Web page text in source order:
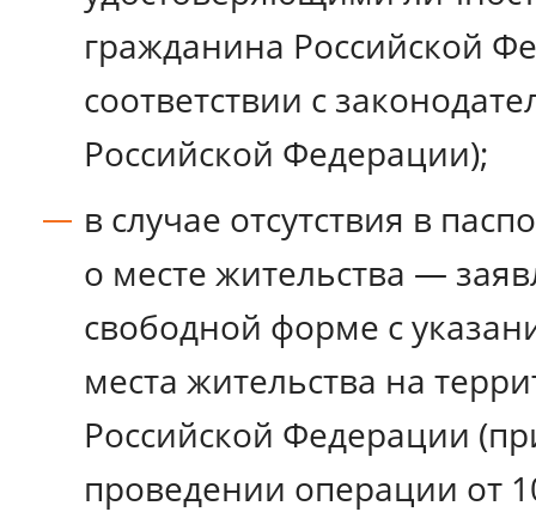
гражданина Российской
соответствии с
Российской Федерации);
в случае отсутствия в
о месте жительства —
свободной форме с
места жительства на
Российской Федерации
проведении операции от